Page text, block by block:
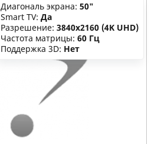
Диагональ экрана: 50"
Smart TV: Да
Разрешение: 3840x2160 (4K UHD)
Частота матрицы: 60 Гц
Поддержка 3D: Нет